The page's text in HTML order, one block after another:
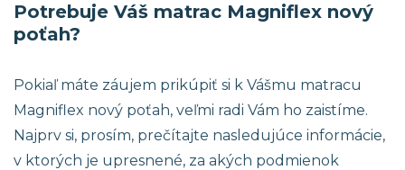
Potrebuje Váš matrac Magniflex nový
poťah?
Pokiaľ máte záujem prikúpiť si k Vášmu matracu
Magniflex nový poťah, veľmi radi Vám ho zaistíme.
Najprv si, prosím, prečítajte nasledujúce informácie,
v ktorých je upresnené, za akých podmienok